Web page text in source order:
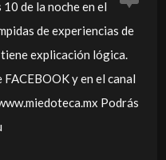
de la noche en el
de experiencias de
explicación lógica.
y en el canal
Podrás